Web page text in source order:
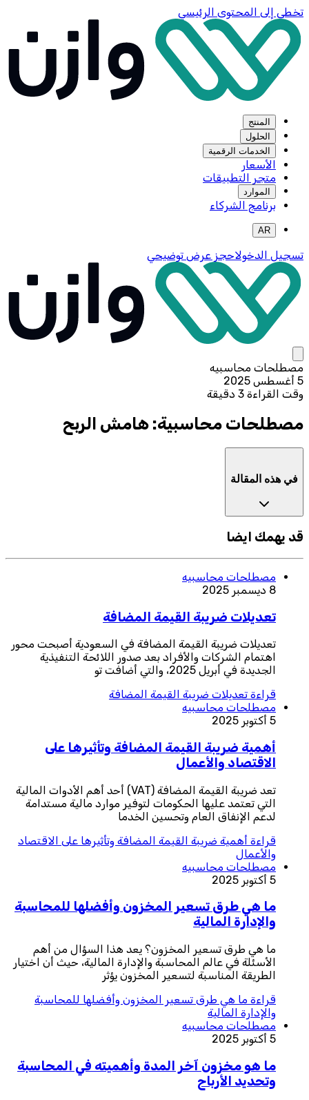
تخطي إلى المحتوى الرئيسي
المنتج
الحلول
الخدمات الرقمية
الأسعار
متجر التطبيقات
الموارد
برنامج الشركاء
AR
تسجيل الدخولاحجز عرض توضيحي
مصطلحات محاسبيه
5 أغسطس 2025
وقت القراءة 3 دقيقة
مصطلحات محاسبية: هامش الربح
في هذه المقالة
قد يهمك ايضا
مصطلحات محاسبيه
8 ديسمبر 2025
تعديلات ضريبة القيمة المضافة
تعديلات ضريبة القيمة المضافة في السعودية أصبحت محور
اهتمام الشركات والأفراد بعد صدور اللائحة التنفيذية
الجديدة في أبريل 2025، والتي أضافت تو
قراءة تعديلات ضريبة القيمة المضافة
مصطلحات محاسبيه
5 أكتوبر 2025
أهمية ضريبة القيمة المضافة وتأثيرها على
الاقتصاد والأعمال
تعد ضريبة القيمة المضافة (VAT) أحد أهم الأدوات المالية
التي تعتمد عليها الحكومات لتوفير موارد مالية مستدامة
لدعم الإنفاق العام وتحسين الخدما
قراءة أهمية ضريبة القيمة المضافة وتأثيرها على الاقتصاد
والأعمال
مصطلحات محاسبيه
5 أكتوبر 2025
ما هي طرق تسعير المخزون وأفضلها للمحاسبة
والإدارة المالية
ما هي طرق تسعير المخزون؟ يعد هذا السؤال من أهم
الأسئلة في عالم المحاسبة والإدارة المالية، حيث أن اختيار
الطريقة المناسبة لتسعير المخزون يؤثر
قراءة ما هي طرق تسعير المخزون وأفضلها للمحاسبة
والإدارة المالية
مصطلحات محاسبيه
5 أكتوبر 2025
ما هو مخزون آخر المدة وأهميته في المحاسبة
وتحديد الأرباح